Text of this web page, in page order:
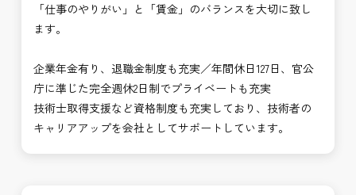
「仕事のやりがい」と「賃金」のバランスを大切に致し
ます。
企業年金有り、退職金制度も充実／年間休日127日、官公
庁に準じた完全週休2日制でプライベートも充実
技術士取得支援など資格制度も充実しており、技術者の
キャリアアップを会社としてサポートしています。